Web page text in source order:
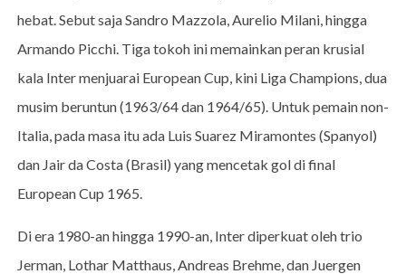
hebat. Sebut saja Sandro Mazzola, Aurelio Milani, hingga
Armando Picchi. Tiga tokoh ini memainkan peran krusial
kala Inter menjuarai European Cup, kini Liga Champions, dua
musim beruntun (1963/64 dan 1964/65). Untuk pemain non-
Italia, pada masa itu ada Luis Suarez Miramontes (Spanyol)
dan Jair da Costa (Brasil) yang mencetak gol di final
European Cup 1965.
Di era 1980-an hingga 1990-an, Inter diperkuat oleh trio
Jerman, Lothar Matthaus, Andreas Brehme, dan Juergen